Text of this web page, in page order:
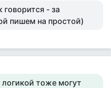
говорится - за
пишем на простой)
логикой тоже могут